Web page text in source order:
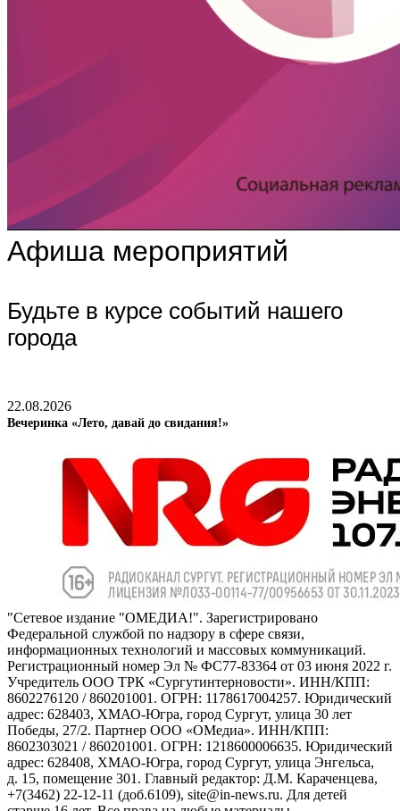
Афиша мероприятий
Будьте в курсе событий нашего
города
22.08.2026
Вечеринка «Лето, давай до свидания!»
"Сетевое издание "ОМЕДИА!". Зарегистрировано
Федеральной службой по надзору в сфере связи,
информационных технологий и массовых коммуникаций.
Регистрационный номер Эл № ФС77-83364 от 03 июня 2022 г.
Учредитель ООО ТРК «Сургутинтерновости». ИНН/КПП:
8602276120 / 860201001. ОГРН: 1178617004257. Юридический
адрес: 628403, ХМАО-Югра, город Сургут, улица 30 лет
Победы, 27/2. Партнер ООО «ОМедиа». ИНН/КПП:
8602303021 / 860201001. ОГРН: 1218600006635. Юридический
адрес: 628408, ХМАО-Югра, город Сургут, улица Энгельса,
д. 15, помещение 301. Главный редактор: Д.М. Караченцева,
+7(3462) 22-12-11 (доб.6109), site@in-news.ru. Для детей